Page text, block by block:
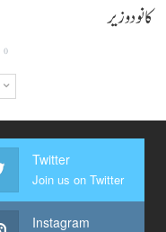
کانودوزیر
0
Twitter
Join us on Twitter
Instagram